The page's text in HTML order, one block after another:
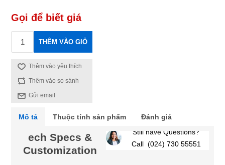
Gọi để biết giá
THÊM VÀO GIỎ
Thêm vào yêu thích
Thêm vào so sánh
Gửi email
Mô tả Thuộc tính sản phẩm Đánh giá
ech Specs &
Customization
Still have Questions?
Call (024) 730 55551